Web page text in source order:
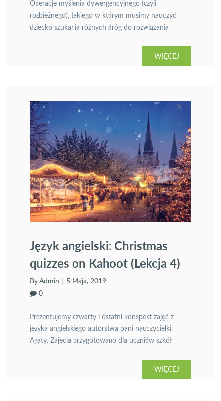
Operacje myślenia dywergencyjnego (czyli
rozbieżnego), takiego w którym musimy nauczyć
dziecko szukania różnych dróg do rozwiązania
predyspozycje do tego, by już na […]
WIĘCEJ
Język angielski: Christmas
quizzes on Kahoot (Lekcja 4)
By Admin
5 Maja, 2019
0
Prezentujemy czwarty i ostatni konspekt zajęć z
języka angielskiego autorstwa pani nauczycielki
Agaty. Zajęcia przygotowano dla uczniów szkół
WIĘCEJ